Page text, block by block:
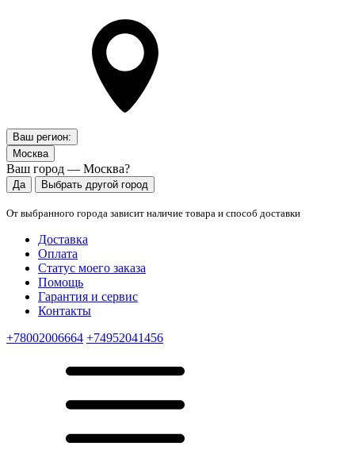
Ваш регион:
Москва
Ваш город — Москва?
Да Выбрать другой город
От выбранного города зависит наличие товара и способ доставки
Доставка
Оплата
Статус моего заказа
Помощь
Гарантия и сервис
Контакты
+78002006664 +74952041456